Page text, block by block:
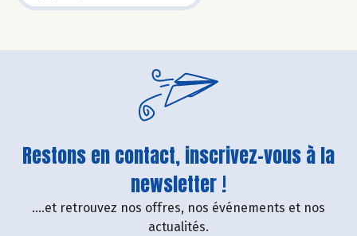
Restons en contact, inscrivez-vous à la
newsletter !
....et retrouvez nos offres, nos événements et nos
actualités.